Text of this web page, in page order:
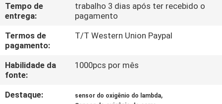
ENTRE
CONTATO
CONOSCO
PEÇA
Tempo de
entrega:
trabalho 3 dias após ter recebido o
pagamento
Termos de
pagamento:
T/T Western Union Paypal
Habilidade da
fonte:
1000pcs por mês
Destaque: sensor do oxigênio do lambda,